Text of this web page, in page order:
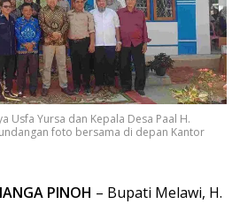
Usfa Yursa dan Kepala Desa Paal H.
foto bersama di depan Kantor
PINOH – Bupati Melawi, H.